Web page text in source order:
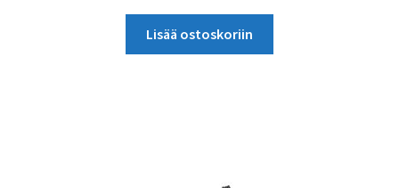
Lisää ostoskoriin